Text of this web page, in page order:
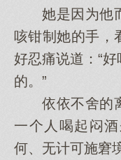
她是因为他而
咳钳制她的手，
好忍痛说道：“
的。”
依依不舍的离
一个人喝起闷
何、无计可施窘